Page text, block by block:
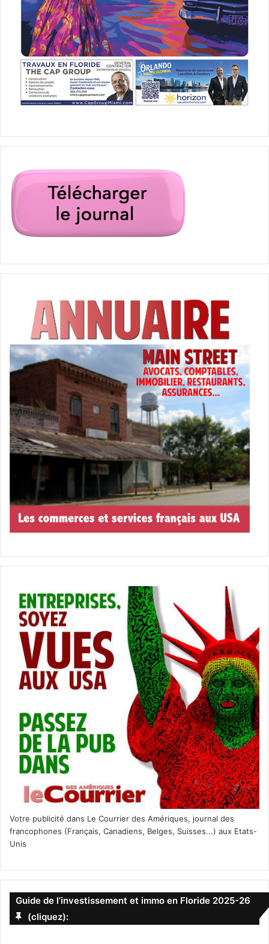
Votre publicité dans Le Courrier des Amériques, journal des
francophones (Français, Canadiens, Belges, Suisses...) aux Etats-
Unis
Guide de l’investissement et immo en Floride 2025-26
(cliquez):